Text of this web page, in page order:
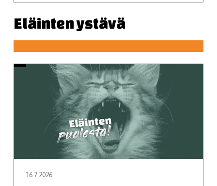
Eläinten ystävä
16.7.2026